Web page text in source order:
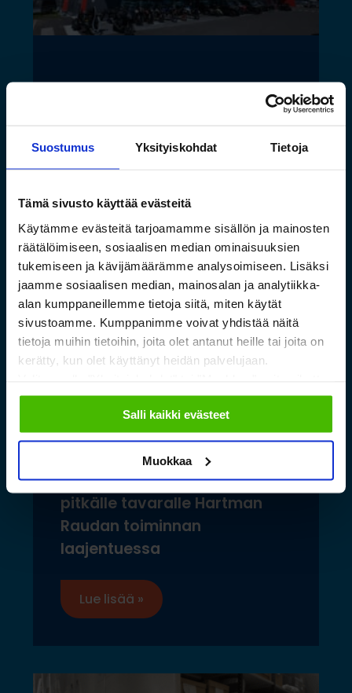
Suostumus Yksityiskohdat Tietoja
Tämä sivusto käyttää evästeitä
Käytämme evästeitä tarjoamamme sisällön ja mainosten
räätälöimiseen, sosiaalisen median ominaisuuksien
tukemiseen ja kävijämäärämme analysoimiseen. Lisäksi
jaamme sosiaalisen median, mainosalan ja analytiikka-
alan kumppaneillemme tietoja siitä, miten käytät
sivustoamme. Kumppanimme voivat yhdistää näitä
tietoja muihin tietoihin, joita olet antanut heille tai joita on
kerätty, kun olet käyttänyt heidän palvelujaan.
sallimiisi evästeisiin.
Salli kaikki evästeet
Muokkaa
tehokkuutta ja ergonomiaa
toimitiloihin
Lue lisää »
Toimivat säilytysratkaisut
pitkälle tavaralle Hartman
Raudan toiminnan
laajentuessa
Lue lisää »